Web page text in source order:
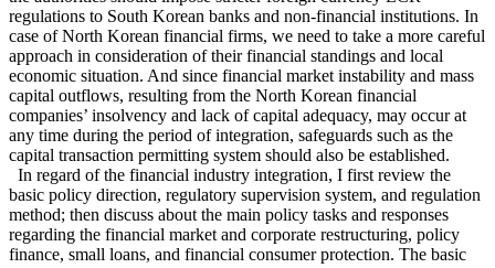
regulations to South Korean banks and non-financial institutions. In
case of North Korean financial firms, we need to take a more careful
approach in consideration of their financial standings and local
economic situation. And since financial market instability and mass
capital outflows, resulting from the North Korean financial
companies’ insolvency and lack of capital adequacy, may occur at
any time during the period of integration, safeguards such as the
capital transaction permitting system should also be established.
In regard of the financial industry integration, I first review the
basic policy direction, regulatory supervision system, and regulation
method; then discuss about the main policy tasks and responses
regarding the financial market and corporate restructuring, policy
finance, small loans, and financial consumer protection. The basic